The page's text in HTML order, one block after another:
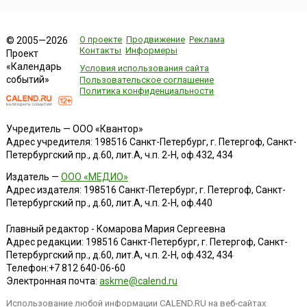
© 2005—2026
Проект
«Календарь
событий»
О проекте Продвижение Реклама
Контакты Информеры
Условия использования сайта
Пользовательское соглашение
Политика конфиденциальности
Учредитель — ООО «Квантор»
Адрес учредителя: 198516 Санкт-Петербург, г. Петергоф, Санкт-
Петербургский пр., д.60, лит.А, ч.п. 2-Н, оф.432, 434
Издатель — ООО «МЕДИО»
Адрес издателя: 198516 Санкт-Петербург, г. Петергоф, Санкт-
Петербургский пр., д.60, лит.А, ч.п. 2-Н, оф.440
Главный редактор - Комарова Мария Сергеевна
Адрес редакции: 198516 Санкт-Петербург, г. Петергоф, Санкт-
Петербургский пр., д.60, лит.А, ч.п. 2-Н, оф.432, 434
Телефон:+7 812 640-06-60
Электронная почта: askme@calend.ru
Использование любой информации CALEND.RU на веб-сайтах